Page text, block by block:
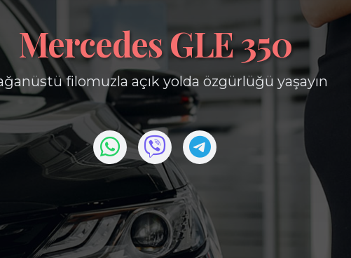
Mercedes GLE 350
filomuzla açık yolda özgürlüğü yaşayın